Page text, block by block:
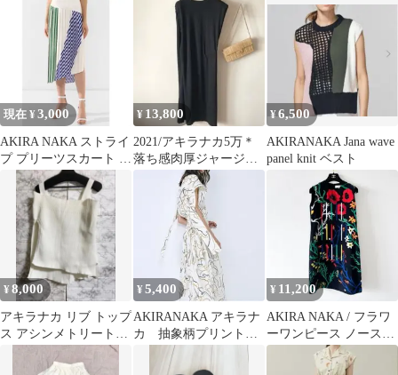
ス ブラウス トップス
カットソー 36 ブラック
ホワイト レディース 古
着 中古 USED
現在 ¥3,000
AKIRA NAKA ストライ
プ プリーツスカート ア
シンメトリー 2
¥ 13,800
2021/アキラナカ5万＊
落ち感肉厚ジャージー
サイドギャザー ドレス
ワンピース
¥6,500
AKIRANAKA Jana wave
panel knit ベスト
¥8,000
アキラナカ リブ トップ
ス アシンメトリートッ
¥5,400
AKIRANAKA アキラナ
カ 抽象柄プリントス
カート白 ホワイト
¥ 11,200
AKIRA NAKA / フラワ
ーワンピース ノースリ
ーブ 総柄 ブラック 花